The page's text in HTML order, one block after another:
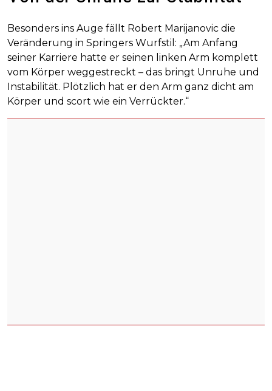
Besonders ins Auge fällt Robert Marijanovic die
Veränderung in Springers Wurfstil: „Am Anfang
seiner Karriere hatte er seinen linken Arm komplett
vom Körper weggestreckt – das bringt Unruhe und
Instabilität. Plötzlich hat er den Arm ganz dicht am
Körper und scort wie ein Verrückter.“